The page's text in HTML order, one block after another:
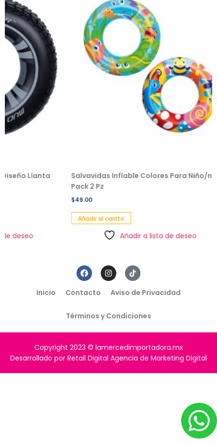
Salvavidas Inflable Colores Para Niño/niña
Añadir al carrito
Añadir a lista de deseo
Inicio Contacto Aviso de Privacidad
Términos y Condiciones
Copyright 2023 © lamercedimportadora.mx
Desarrollado por Retail Digital Agencia de Marketing Digital